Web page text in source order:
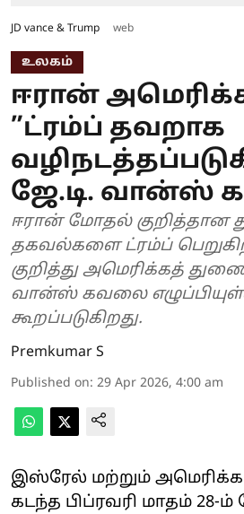
JD vance & Trump web
உலகம்
ஈரான்
”ட்ரம்ப் தவறாக
ஜே.டி. வான்ஸ்
ஈரான் மோதல் குறித்தான
தகவல்களை ட்ரம்ப்
குறித்து அமெரிக்கத்
வான்ஸ் கவலை
கூறப்படுகிறது.
Premkumar S
Published on: 29 Apr 2026, 4:00 am
இஸ்ரேல் மற்றும்
கடந்த பிப்ரவரி மாதம் 28-ம்